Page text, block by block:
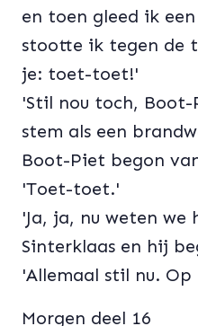
en toen gleed ik
stootte ik tegen de
je: toet-toet!'
'Stil nou toch, Boot-
stem als een
Boot-Piet begon
'Toet-toet.'
'Ja, ja, nu weten we
Sinterklaas en hij
'Allemaal stil nu.
Morgen deel 16